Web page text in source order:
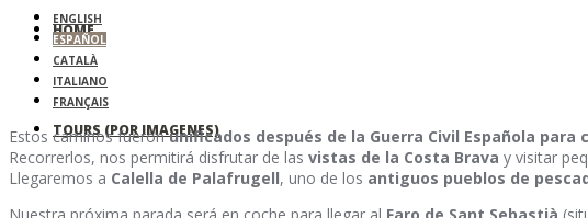
HOME
TOURS (POR IMAGENES)
ENGLISH
ESPAÑOL
CATALÀ
ITALIANO
FRANÇAIS
Estos caminos fueronunificados después de la Guerra Civil Española
Recorrerlos, nos permitirá disfrutar de las vistas de la Costa Brava y visitar
Llegaremos a Calella de Palafrugell, uno de los antiguos pueblos de